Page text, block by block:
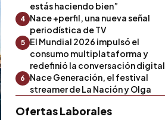
estás haciendo bien”
4 Nace +perfil, una nueva señal
periodística de TV
5
El Mundial 2026 impulsó el
consumo multiplataforma y
redefinió la conversación digital
6
Nace Generación, el festival
streamer de La Nación y Olga
Ofertas Laborales